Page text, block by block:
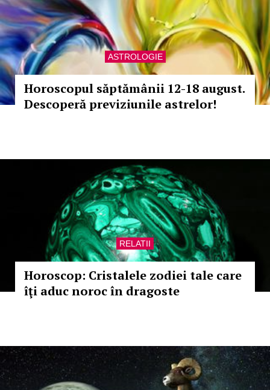
ASTROLOGIE
Horoscopul săptămânii 12-18 august.
Descoperă previziunile astrelor!
RELATII
Horoscop: Cristalele zodiei tale care
îţi aduc noroc în dragoste